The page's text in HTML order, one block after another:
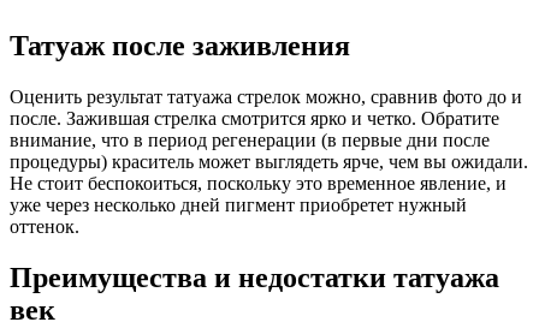
Татуаж после заживления
Оценить результат татуажа стрелок можно, сравнив фото до и
после. Зажившая стрелка смотрится ярко и четко. Обратите
внимание, что в период регенерации (в первые дни после
процедуры) краситель может выглядеть ярче, чем вы ожидали.
Не стоит беспокоиться, поскольку это временное явление, и
уже через несколько дней пигмент приобретет нужный
оттенок.
Преимущества и недостатки татуажа
век